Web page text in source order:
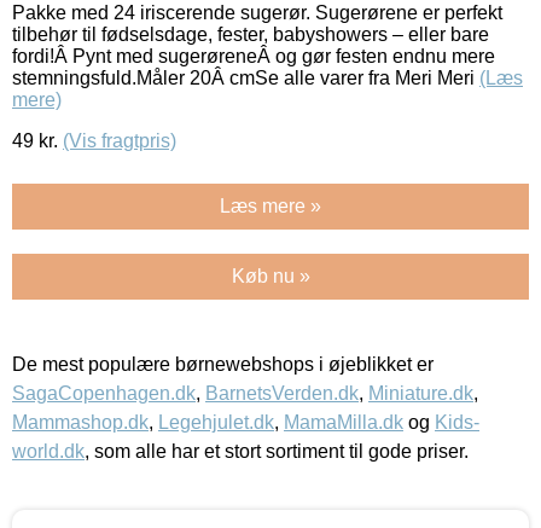
Pakke med 24 iriscerende sugerør. Sugerørene er perfekt
tilbehør til fødselsdage, fester, babyshowers – eller bare
fordi!Â Pynt med sugerøreneÂ og gør festen endnu mere
stemningsfuld.Måler 20Â cmSe alle varer fra Meri Meri (Læs
mere)
49 kr. (Vis fragtpris)
Læs mere »
Køb nu »
De mest populære børnewebshops i øjeblikket er
SagaCopenhagen.dk, BarnetsVerden.dk, Miniature.dk,
Mammashop.dk, Legehjulet.dk, MamaMilla.dk og Kids-
world.dk, som alle har et stort sortiment til gode priser.